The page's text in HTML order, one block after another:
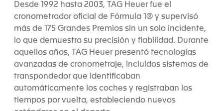
Desde 1992 hasta 2003, TAG Heuer fue el
cronometrador oficial de Fórmula 1® y supervisó
más de 175 Grandes Premios sin un solo incidente,
lo que demuestra su precisión y fiabilidad. Durante
aquellos años, TAG Heuer presentó tecnologías
avanzadas de cronometraje, incluidos sistemas de
transpondedor que identificaban
automáticamente los coches y registraban los
tiempos por vuelta, estableciendo nuevos